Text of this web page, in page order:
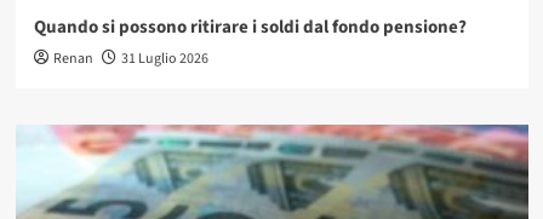
Quando si possono ritirare i soldi dal fondo pensione?
Renan 31 Luglio 2026